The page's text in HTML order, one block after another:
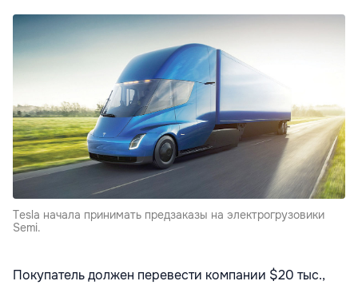
Tesla начала принимать предзаказы на электрогрузовики
Semi.
Покупатель должен перевести компании $20 тыс.,